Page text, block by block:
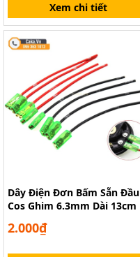
Xem chi tiết
Dây Điện Đơn Bấm Sẵn Đầu
Cos Ghim 6.3mm Dài 13cm
2.000₫